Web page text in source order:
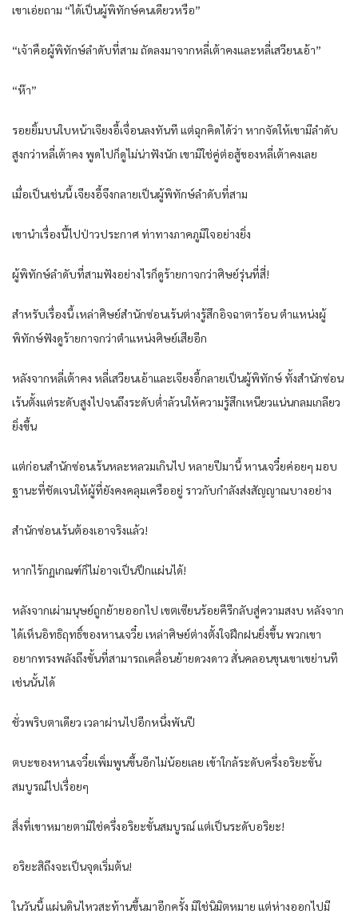
เขาเอ่ยถาม “ได้เป็นผู้พิทักษ์คนเดียวหรือ”
“เจ้าคือผู้พิทักษ์ลำดับที่สาม ถัดลงมาจากหลี่เต้าคงและหลี่เสวียนเอ้า”
“ห๊า”
รอยยิ้มบนใบหน้าเจียงอี้เจื่อนลงทันที แต่ฉุกคิดได้ว่า หากจัดให้เขามีลำดับ
สูงกว่าหลี่เต้าคง พูดไปก็ดูไม่น่าฟังนัก เขามิใช่คู่ต่อสู้ของหลี่เต้าคงเลย
เมื่อเป็นเช่นนี้ เจียงอี้จึงกลายเป็นผู้พิทักษ์ลำดับที่สาม
เขานำเรื่องนี้ไปป่าวประกาศ ท่าทางภาคภูมิใจอย่างยิ่ง
ผู้พิทักษ์ลำดับที่สามฟังอย่างไรก็ดูร้ายกาจกว่าศิษย์รุ่นที่สี่!
สำหรับเรื่องนี้ เหล่าศิษย์สำนักซ่อนเร้นต่างรู้สึกอิจฉาตาร้อน ตำแหน่งผู้
พิทักษ์ฟังดูร้ายกาจกว่าตำแหน่งศิษย์เสียอีก
หลังจากหลี่เต้าคง หลี่เสวียนเอ้าและเจียงอี้กลายเป็นผู้พิทักษ์ ทั้งสำนักซ่อน
เร้นตั้งแต่ระดับสูงไปจนถึงระดับต่ำล้วนให้ความรู้สึกเหนียวแน่นกลมเกลียว
ยิ่งขึ้น
แต่ก่อนสำนักซ่อนเร้นหละหลวมเกินไป หลายปีมานี้ หานเจวี๋ยค่อยๆ มอบ
ฐานะที่ชัดเจนให้ผู้ที่ยังคงคลุมเครืออยู่ ราวกับกำลังส่งสัญญาณบางอย่าง
สำนักซ่อนเร้นต้องเอาจริงแล้ว!
หากไร้กฏเกณฑ์ก็ไม่อาจเป็นปึกแผ่นได้!
หลังจากเผ่ามนุษย์ถูกย้ายออกไป เขตเซียนร้อยคีรีกลับสู่ความสงบ หลังจาก
ได้เห็นอิทธิฤทธิ์ของหานเจวี๋ย เหล่าศิษย์ต่างตั้งใจฝึกฝนยิ่งขึ้น พวกเขา
อยากทรงพลังถึงขั้นที่สามารถเคลื่อนย้ายดวงดาว สั่นคลอนขุนเขาเขย่านที
เช่นนั้นได้
ชั่วพริบตาเดียว เวลาผ่านไปอีกหนึ่งพันปี
ตบะของหานเจวี๋ยเพิ่มพูนขึ้นอีกไม่น้อยเลย เข้าใกล้ระดับครึ่งอริยะขั้น
สมบูรณ์ไปเรื่อยๆ
สิ่งที่เขาหมายตามิใช่ครึ่งอริยะขั้นสมบูรณ์ แต่เป็นระดับอริยะ!
อริยะสิถึงจะเป็นจุดเริ่มต้น!
ในวันนี้ แผ่นดินไหวสะท้านขึ้นมาอีกครั้ง มิใช่นิมิตหมาย แต่ห่างออกไปมี